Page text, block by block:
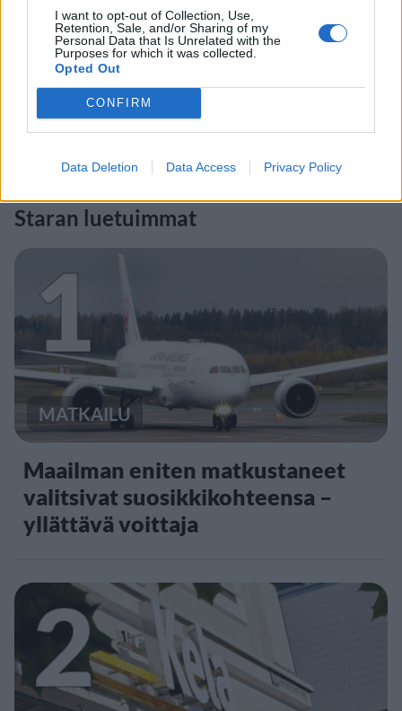
I want to opt-out of Collection, Use,
Retention, Sale, and/or Sharing of my
Personal Data that Is Unrelated with the
Purposes for which it was collected.
Opted Out
CONFIRM
Data Deletion Data Access Privacy Policy
Staran luetuimmat
1
MATKAILU
Maailman eniten matkustaneet
valitsivat suosikkikohteensa –
yllättävä voittaja
2